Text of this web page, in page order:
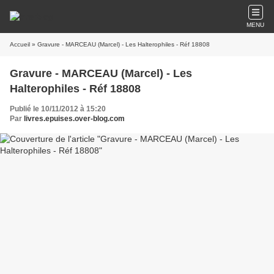
MENU
Accueil » Gravure - MARCEAU (Marcel) - Les Halterophiles - Réf 18808
Gravure - MARCEAU (Marcel) - Les
Halterophiles - Réf 18808
Publié le 10/11/2012 à 15:20
Par livres.epuises.over-blog.com